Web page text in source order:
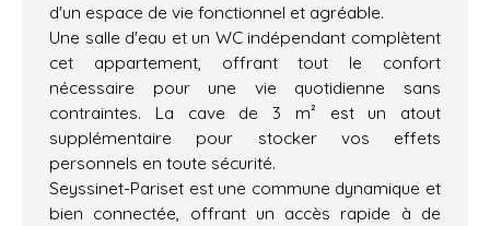
d'un espace de vie fonctionnel et agréable.
Une salle d'eau et un WC indépendant complètent
cet appartement, offrant tout le confort
nécessaire pour une vie quotidienne sans
contraintes. La cave de 3 m² est un atout
supplémentaire pour stocker vos effets
personnels en toute sécurité.
Seyssinet-Pariset est une commune dynamique et
bien connectée, offrant un accès rapide à de